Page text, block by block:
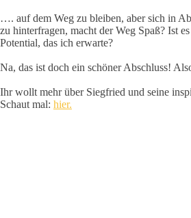
…. auf dem Weg zu bleiben, aber sich in
zu hinterfragen, macht der Weg Spaß? Ist
Potential, das ich erwarte?
Na, das ist doch ein schöner Abschluss!
Ihr wollt mehr über Siegfried und seine
Schaut mal: hier.